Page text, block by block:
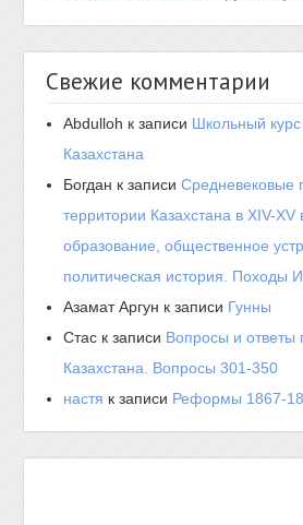
Свежие комментарии
Abdulloh к записи Школьный курс
Казахстана
Богдан к записиСредневековые
территории Казахстана в XIV-XV
образование, общественное
политическая история. Походы
Азамат Аргун к записи Гунны
Стас к записи Вопросы и ответы
Казахстана. Вопросы 301-350
настя к записи Реформы 1867-